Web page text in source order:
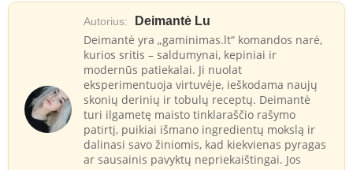
Autorius: Deimantė Lu
Deimantė yra „gaminimas.lt“ komandos narė,
kurios sritis – saldumynai, kepiniai ir
modernūs patiekalai. Ji nuolat
eksperimentuoja virtuvėje, ieškodama naujų
skonių derinių ir tobulų receptų. Deimantė
turi ilgametę maisto tinklaraščio rašymo
patirtį, puikiai išmano ingredientų mokslą ir
dalinasi savo žiniomis, kad kiekvienas pyragas
ar sausainis pavyktų nepriekaištingai. Jos